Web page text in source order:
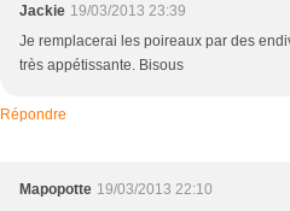
Jackie 19/03/2013 23:39
Je remplacerai les poireaux par des
très appétissante. Bisous
Répondre
Mapopotte 19/03/2013 22:10